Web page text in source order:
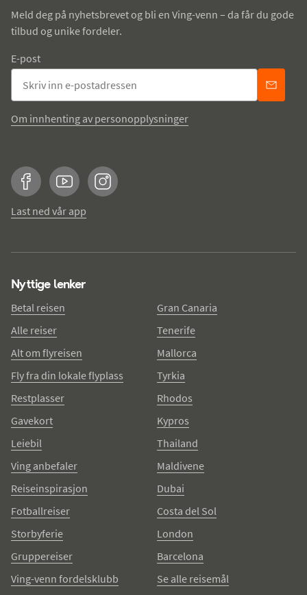
Meld deg på nyhetsbrevet og bli en Ving-venn – da får du gode
tilbud og unike fordeler.
E-post
Om innhenting av personopplysninger
FacebookYouTubeInstagram
Last ned vår app
Nyttige lenker
Betal reisen
Alle reiser
Alt om flyreisen
Fly fra din lokale flyplass
Restplasser
Gavekort
Leiebil
Ving anbefaler
Reiseinspirasjon
Fotballreiser
Storbyferie
Gruppereiser
Ving-venn fordelsklubb
Gran Canaria
Tenerife
Mallorca
Tyrkia
Rhodos
Kypros
Thailand
Maldivene
Dubai
Costa del Sol
London
Barcelona
Se alle reisemål